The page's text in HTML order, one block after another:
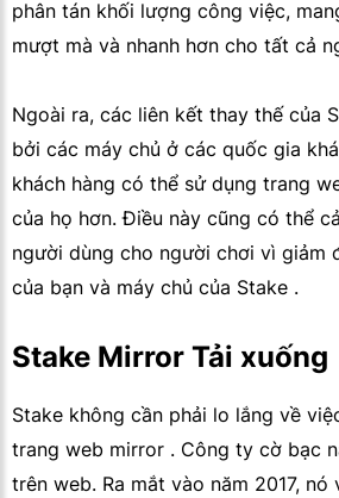
phân tán khối lượng công việc,
mượt mà và nhanh hơn cho tất cả
Ngoài ra, các liên kết thay thế của
bởi các máy chủ ở các quốc gia
khách hàng có thể sử dụng trang
của họ hơn. Điều này cũng có thể
người dùng cho người chơi vì giảm
của bạn và máy chủ của Stake .
Stake Mirror Tải xuống
Stake không cần phải lo lắng về
trang web mirror . Công ty cờ bạc
trên web. Ra mắt vào năm 2017,